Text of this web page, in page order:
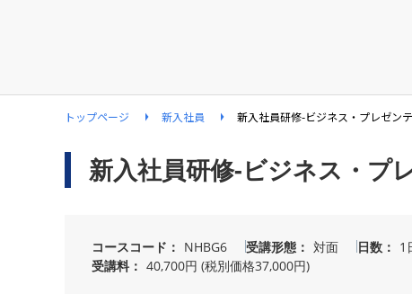
トップページ 新入社員 新入社員研修-ビジネス・プレゼン
新入社員研修-ビジネス・プ
コースコード NHBG6 受講形態 対面 日数 1
受講料
40,700円 (税別価格37,000円)